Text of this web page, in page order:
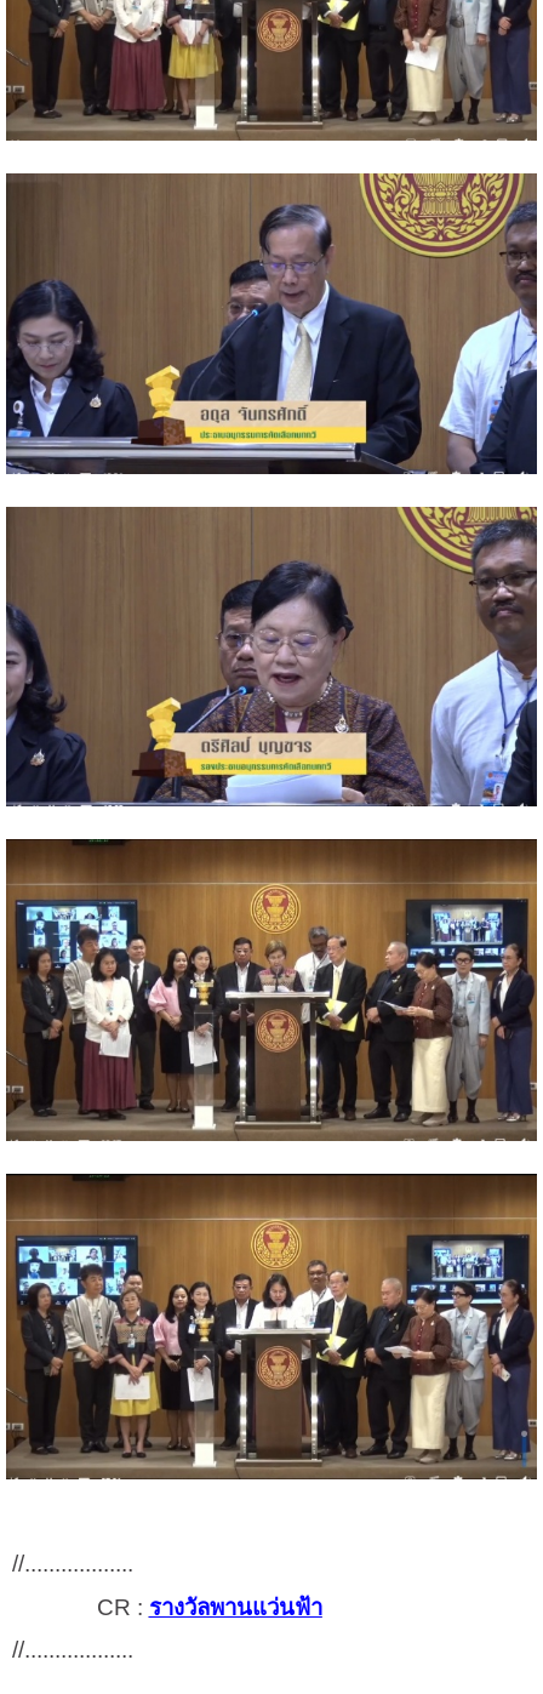
//..................
CR : รางวัลพานแว่นฟ้า
//..................